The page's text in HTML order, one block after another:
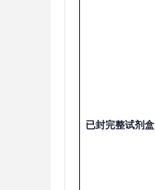
已封完整试剂盒